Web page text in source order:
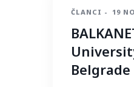
ČLANCI - 19
Belgrade